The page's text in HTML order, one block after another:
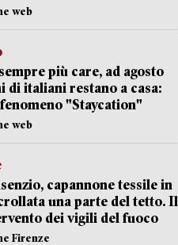
web
più care, ad agosto
di italiani restano a casa:
"Staycation"
web
capannone tessile in
una parte del tetto. Il
dei vigili del fuoco
Firenze